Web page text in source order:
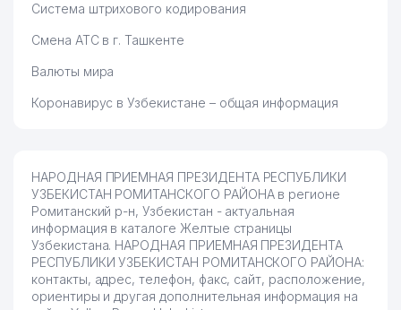
Система штрихового кодирования
Смена АТС в г. Ташкенте
Валюты мира
Коронавирус в Узбекистане – общая информация
НАРОДНАЯ ПРИЕМНАЯ ПРЕЗИДЕНТА РЕСПУБЛИКИ
УЗБЕКИСТАН РОМИТАНСКОГО РАЙОНА в регионе
Ромитанский р-н, Узбекистан - актуальная
информация в каталоге Желтые страницы
Узбекистана. НАРОДНАЯ ПРИЕМНАЯ ПРЕЗИДЕНТА
РЕСПУБЛИКИ УЗБЕКИСТАН РОМИТАНСКОГО РАЙОНА:
контакты, адрес, телефон, факс, сайт, расположение,
ориентиры и другая дополнительная информация на